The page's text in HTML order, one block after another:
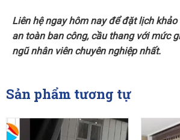
Liên hệ ngay hôm nay để đặt lịch
an toàn ban công, cầu thang với mức
ngũ nhân viên chuyên nghiệp nhất.
Sản phẩm tương tự